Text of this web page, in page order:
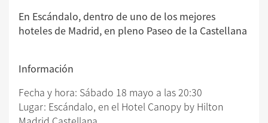
En Escándalo, dentro de uno de los mejores
hoteles de Madrid, en pleno Paseo de la Castellana
Información
Fecha y hora: Sábado 18 mayo a las 20:30
Lugar: Escándalo, en el Hotel Canopy by Hilton